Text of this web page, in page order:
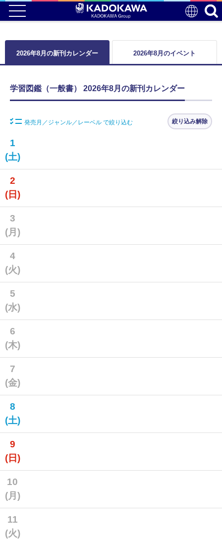
2026年8月の新刊カレンダー 2026年8月のイベント
学習図鑑（一般書） 2026年8月の新刊カレンダー
発売月／ジャンル／レーベル で絞り込む 絞り込み解除
1
(土)
2
(日)
3
(月)
4
(火)
5
(水)
6
(木)
7
(金)
8
(土)
9
(日)
10
(月)
11
(火)